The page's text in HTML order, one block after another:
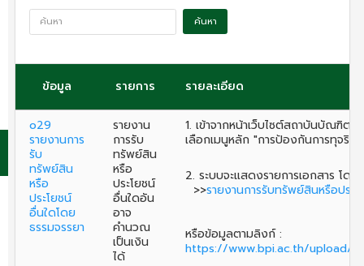
ค้นหา
ข้อมูล รายการ รายละเอียด
o29
รายงานการ
รับ
ทรัพย์สิน
หรือ
ประโยชน์
อื่นใดโดย
ธรรมจรรยา
รายงาน
การรับ
ทรัพย์สิน
หรือ
ประโยชน์
อื่นใดอัน
อาจ
คำนวณ
เป็นเงิน
ได้
1. เข้าจากหน้าเว็บไซต์สถาบันบัณ
เลือกเมนูหลัก "การป้องกันการทุจริต
2. ระบบจะแสดงรายการเอกสาร โด
>>รายงานการรับทรัพย์สินหรือประ
หรือข้อมูลตามลิงก์ :
https://www.bpi.ac.th/upload/